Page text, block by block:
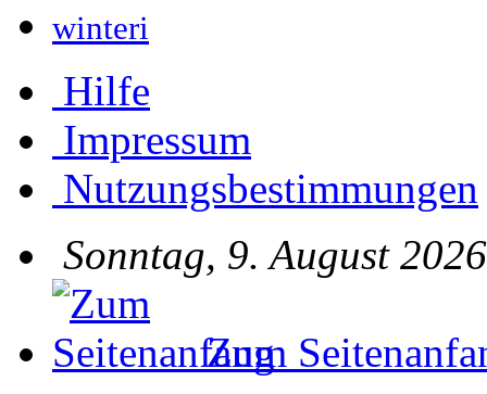
winteri
Hilfe
Impressum
Nutzungsbestimmungen
Sonntag, 9. August
Zum